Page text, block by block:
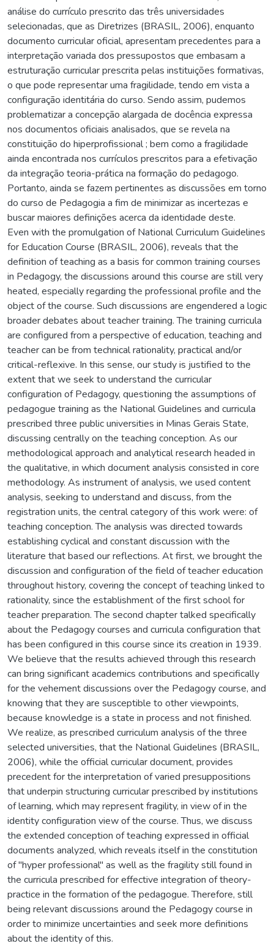
análise do currículo prescrito das três universidades
selecionadas, que as Diretrizes (BRASIL, 2006), enquanto
documento curricular oficial, apresentam precedentes para a
interpretação variada dos pressupostos que embasam a
estruturação curricular prescrita pelas instituições formativas,
o que pode representar uma fragilidade, tendo em vista a
configuração identitária do curso. Sendo assim, pudemos
problematizar a concepção alargada de docência expressa
nos documentos oficiais analisados, que se revela na
constituição do hiperprofissional ; bem como a fragilidade
ainda encontrada nos currículos prescritos para a efetivação
da integração teoria-prática na formação do pedagogo.
Portanto, ainda se fazem pertinentes as discussões em torno
do curso de Pedagogia a fim de minimizar as incertezas e
buscar maiores definições acerca da identidade deste.
Even with the promulgation of National Curriculum Guidelines
for Education Course (BRASIL, 2006), reveals that the
definition of teaching as a basis for common training courses
in Pedagogy, the discussions around this course are still very
heated, especially regarding the professional profile and the
object of the course. Such discussions are engendered a logic
broader debates about teacher training. The training curricula
are configured from a perspective of education, teaching and
teacher can be from technical rationality, practical and/or
critical-reflexive. In this sense, our study is justified to the
extent that we seek to understand the curricular
configuration of Pedagogy, questioning the assumptions of
pedagogue training as the National Guidelines and curricula
prescribed three public universities in Minas Gerais State,
discussing centrally on the teaching conception. As our
methodological approach and analytical research headed in
the qualitative, in which document analysis consisted in core
methodology. As instrument of analysis, we used content
analysis, seeking to understand and discuss, from the
registration units, the central category of this work were: of
teaching conception. The analysis was directed towards
establishing cyclical and constant discussion with the
literature that based our reflections. At first, we brought the
discussion and configuration of the field of teacher education
throughout history, covering the concept of teaching linked to
rationality, since the establishment of the first school for
teacher preparation. The second chapter talked specifically
about the Pedagogy courses and curricula configuration that
has been configured in this course since its creation in 1939.
We believe that the results achieved through this research
can bring significant academics contributions and specifically
for the vehement discussions over the Pedagogy course, and
knowing that they are susceptible to other viewpoints,
because knowledge is a state in process and not finished.
We realize, as prescribed curriculum analysis of the three
selected universities, that the National Guidelines (BRASIL,
2006), while the official curricular document, provides
precedent for the interpretation of varied presuppositions
that underpin structuring curricular prescribed by institutions
of learning, which may represent fragility, in view of in the
identity configuration view of the course. Thus, we discuss
the extended conception of teaching expressed in official
documents analyzed, which reveals itself in the constitution
of "hyper professional" as well as the fragility still found in
the curricula prescribed for effective integration of theory-
practice in the formation of the pedagogue. Therefore, still
being relevant discussions around the Pedagogy course in
order to minimize uncertainties and seek more definitions
about the identity of this.